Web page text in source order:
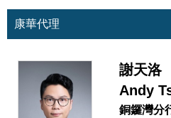
康華代理
謝天洛
Andy
銅鑼灣分